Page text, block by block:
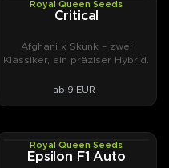
PHOTOFEM
Royal Queen Seeds
Critical
Afghani x Skunk – zwei
Klassiker, ein präziser Hybrid.
ab 9 EUR
AUTOFEMRoyal Queen Seeds
Epsilon F1 Auto